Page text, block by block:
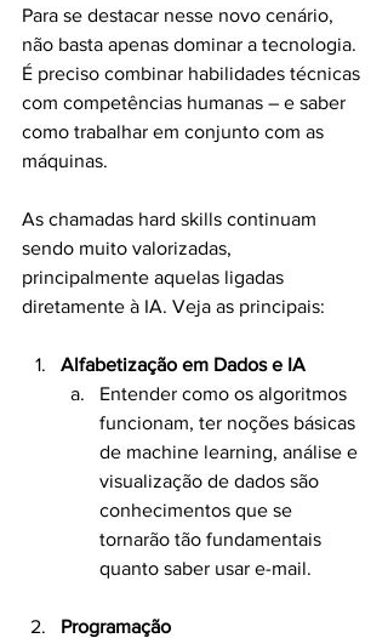
Para se destacar nesse novo cenário,
não basta apenas dominar a tecnologia.
É preciso combinar habilidades técnicas
com competências humanas – e saber
como trabalhar em conjunto com as
máquinas.
As chamadas hard skills continuam
sendo muito valorizadas,
principalmente aquelas ligadas
diretamente à IA. Veja as principais:
Alfabetização em Dados e IA
Entender como os algoritmos
funcionam, ter noções básicas
de machine learning, análise e
visualização de dados são
conhecimentos que se
tornarão tão fundamentais
quanto saber usar e-mail.
Programação